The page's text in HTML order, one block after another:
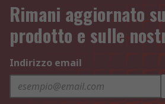
Rimani aggiornato
prodotto e sulle
Indirizzo email